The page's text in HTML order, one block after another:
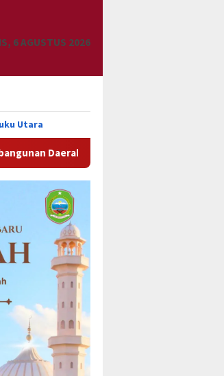
6 AGUSTUS 2026
Utara
DPRK Manokwari Dorong Percepatan